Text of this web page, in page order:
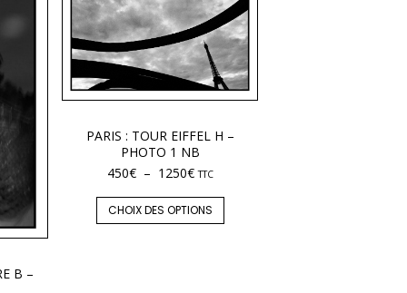
B –
PARIS : TOUR EIFFEL H –
PHOTO 1 NB
450€ – 1250€ TTC
CHOIX DES OPTIONS